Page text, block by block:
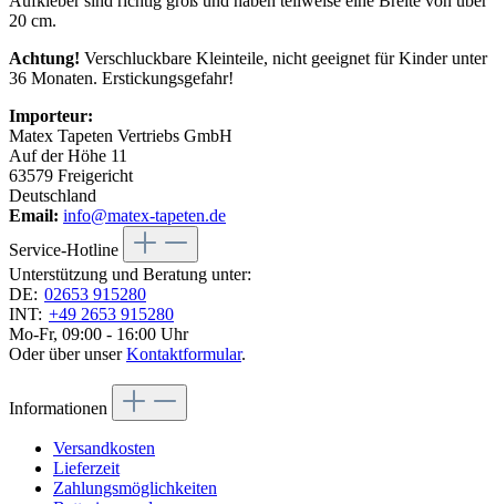
20 cm.
Achtung! Verschluckbare Kleinteile, nicht geeignet für Kinder unter
36 Monaten. Erstickungsgefahr!
Importeur:
Matex Tapeten Vertriebs GmbH
Auf der Höhe 11
63579 Freigericht
Deutschland
Email: info@matex-tapeten.de
Service-Hotline
Unterstützung und Beratung unter:
DE: 02653 915280
INT: +49 2653 915280
Mo-Fr, 09:00 - 16:00 Uhr
Oder über unserKontaktformular.
Informationen
Versandkosten
Lieferzeit
Zahlungsmöglichkeiten